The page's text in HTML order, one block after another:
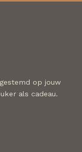
op jouw
als cadeau.